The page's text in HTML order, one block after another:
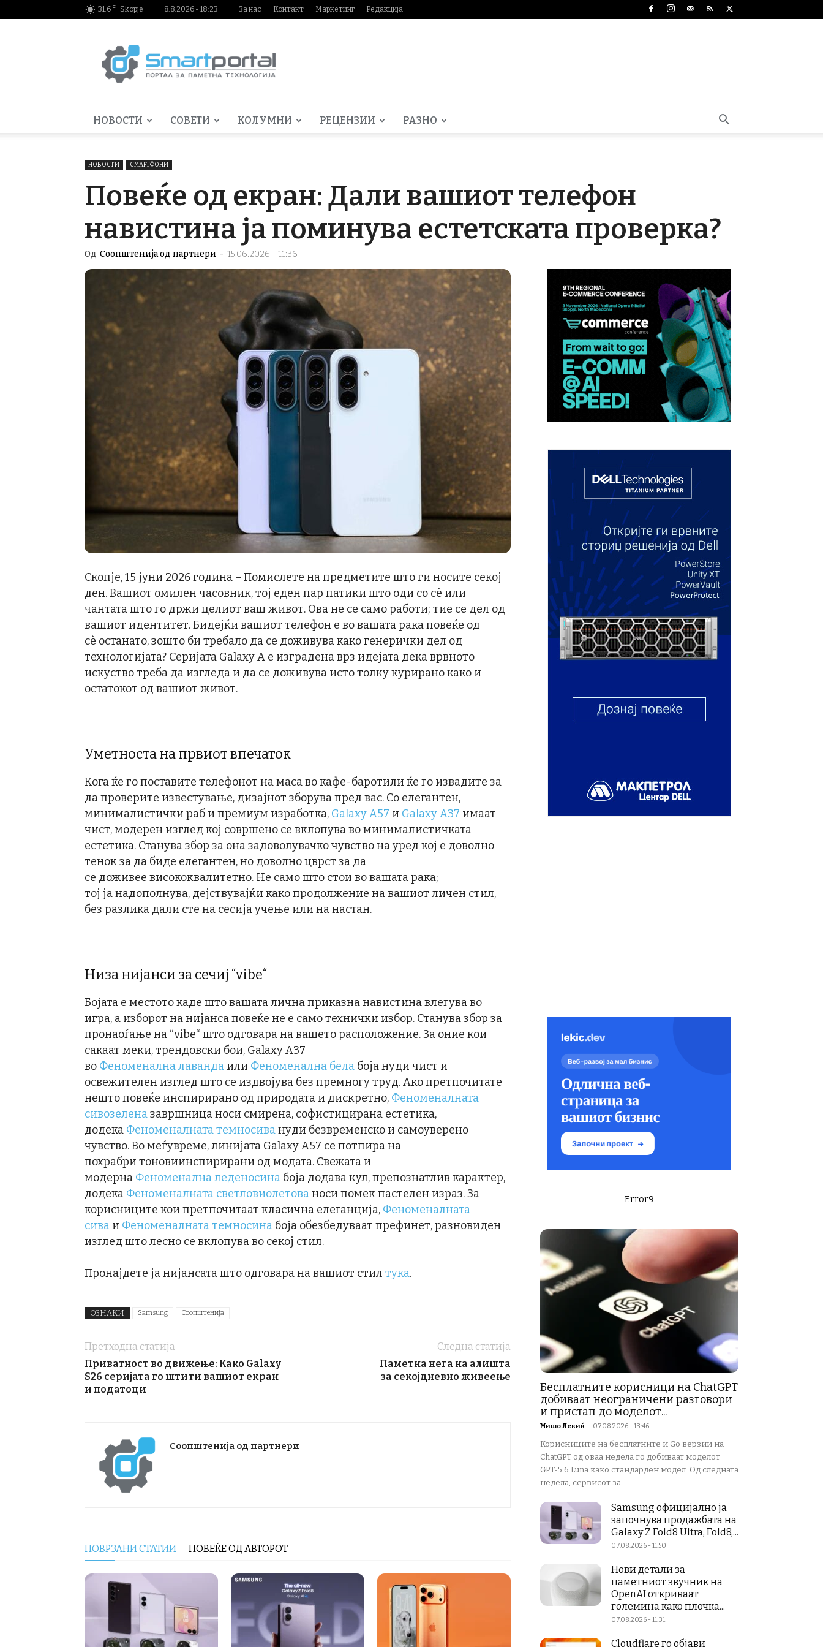
31.6 C Skopje 8.8.2026 - 18:23 За нас Контакт Маркетинг Редакција
НОВОСТИ СОВЕТИ КОЛУМНИ РЕЦЕНЗИИ РАЗНО
НОВОСТИ СМАРТФОНИ
Повеќе од екран: Дали вашиот телефон
навистина ја поминува естетската проверка?
Од Соопштенија од партнери - 15.06.2026 - 11:36
Скопје, 15 јуни 2026 година – Помислете на предметите што ги носите секој
ден. Вашиот омилен часовник, тој еден пар патики што оди со сè или
чантата што го држи целиот ваш живот. Ова не се само работи; тие се дел од
вашиот идентитет. Бидејќи вашиот телефон е во вашата рака повеќе од
сè останато, зошто би требало да се доживува како генерички дел од
технологијата? Серијата Galaxy A е изградена врз идејата дека врвното
искуство треба да изгледа и да се доживува исто толку курирано како и
остатокот од вашиот живот.
Уметноста на првиот впечаток
Кога ќе го поставите телефонот на маса во кафе-баротили ќе го извадите за
да проверите известување, дизајнот зборува пред вас. Со елегантен,
минималистички раб и премиум изработка, Galaxy A57 и Galaxy A37 имаат
чист, модерен изглед кој совршено се вклопува во минималистичката
естетика. Станува збор за она задоволувачко чувство на уред кој е доволно
тенок за да биде елегантен, но доволно цврст за да
се доживее висококвалитетно. Не само што стои во вашата рака;
тој ја надополнува, дејствувајќи како продолжение на вашиот личен стил,
без разлика дали сте на сесија учење или на настан.
Низа нијанси за сечиј “vibe“
Бојата е местото каде што вашата лична приказна навистина влегува во
игра, а изборот на нијанса повеќе не е само технички избор. Станува збор за
пронаоѓање на “vibe“ што одговара на вашето расположение. За оние кои
сакаат меки, трендовски бои, Galaxy A37
во Феноменална лаванда или Феноменална бела боја нуди чист и
освежителен изглед што се издвојува без премногу труд. Ако претпочитате
нешто повеќе инспирирано од природата и дискретно, Феноменалната
сивозеленазавршница носи смирена, софистицирана естетика,
додека Феноменалната темносивануди безвременско и самоуверено
чувство. Во меѓувреме, линијата Galaxy A57 се потпира на
похрабри тоновиинспирирани од модата. Свежата и
модерна Феноменална леденосина боја додава кул, препознатлив карактер,
додека Феноменалната светловиолетованоси помек пастелен израз. За
корисниците кои претпочитаат класична елеганција, Феноменалната
сива и Феноменалната темносина боја обезбедуваат префинет, разновиден
изглед што лесно се вклопува во секој стил.
Пронајдете ја нијансата што одговара на вашиот стил тука.
ОЗНАКИ Samsung Соопштенија
Претходна статија
Приватност во движење: Како Galaxy
S26 серијата го штити вашиот екран
и податоци
Следна статија
Паметна нега на алишта
за секојдневно живеење
Соопштенија од партнери
ПОВРЗАНИ СТАТИИ ПОВЕЌЕ ОД АВТОРОТ
Error9
Бесплатните корисници на ChatGPT
добиваат неограничени разговори
и пристап до моделот...
Мишо Лекиќ - 07.08.2026 - 13:46
Корисниците на бесплатните и Go верзии на
ChatGPT од оваа недела го добиваат моделот
GPT-5.6 Luna како стандарден модел. Од следната
недела, сервисот за...
Samsung официјално ја
започнува продажбата на
Galaxy Z Fold8 Ultra, Fold8,...
07.08.2026 - 11:50
Нови детали за
паметниот звучник на
OpenAI откриваат
големина како плочка...
07.08.2026 - 11:31
Cloudflare го објави